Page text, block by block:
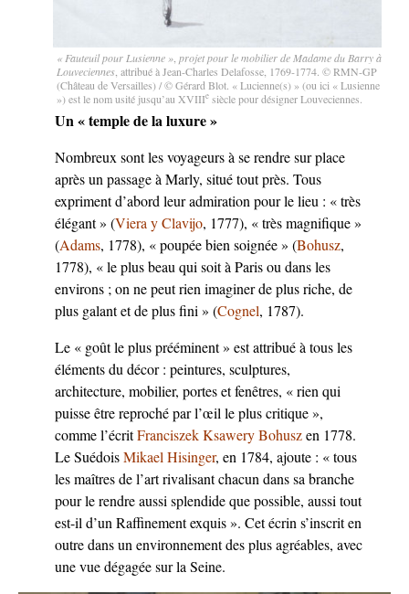
« Fauteuil pour Lusienne » projet pour le mobilier de Madame du Barry à
Louveciennes , attribué à Jean-Charles Delafosse, 1769-1774. © RMN-GP
(Château de Versailles) / © Gérard Blot. « Lucienne(s) » (ou ici « Lusienne
») est le nom usité jusqu’au XVIIIe siècle pour désigner Louveciennes.
Un « temple de la luxure »
Nombreux sont les voyageurs à se rendre sur place
après un passage à Marly, situé tout près. Tous
expriment d’abord leur admiration pour le lieu : « très
élégant » (Viera y Clavijo, 1777), « très magnifique »
(Adams, 1778), « poupée bien soignée » (Bohusz,
1778), « le plus beau qui soit à Paris ou dans les
environs ; on ne peut rien imaginer de plus riche, de
plus galant et de plus fini » (Cognel, 1787).
Le « goût le plus prééminent » est attribué à tous les
éléments du décor : peintures, sculptures,
architecture, mobilier, portes et fenêtres, « rien qui
puisse être reproché par l’œil le plus critique »,
comme l’écritFranciszek Ksawery Bohuszen 1778.
Le SuédoisMikael Hisinger, en 1784, ajoute : « tous
les maîtres de l’art rivalisant chacun dans sa branche
pour le rendre aussi splendide que possible, aussi tout
est-il d’un Raffinement exquis ». Cet écrin s’inscrit en
outre dans un environnement des plus agréables, avec
une vue dégagée sur la Seine.